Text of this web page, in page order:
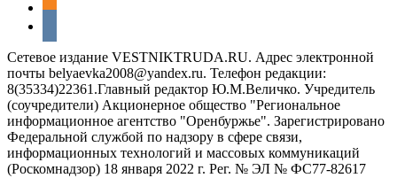
Сетевое издание VESTNIKTRUDA.RU. Адрес электронной
почты belyaevka2008@yandex.ru. Телефон редакции:
8(35334)22361.Главный редактор Ю.М.Величко. Учредитель
(соучредители) Акционерное общество "Региональное
информационное агентство "Оренбуржье". Зарегистрировано
Федеральной службой по надзору в сфере связи,
информационных технологий и массовых коммуникаций
(Роскомнадзор) 18 января 2022 г. Рег. № ЭЛ № ФС77-82617